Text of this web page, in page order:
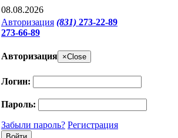
Авторизация (831) 273-22-89
273-66-89
Авторизация ×Close
Логин:
Пароль:
Забыли пароль? Регистрация